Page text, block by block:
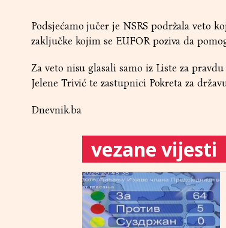
Podsjećamo jučer je NSRS podržala veto
zaključke kojim se EUFOR poziva da
Za veto nisu glasali samo iz Liste za
Jelene Trivić te zastupnici Pokreta za
Dnevnik.ba
vezane vijesti